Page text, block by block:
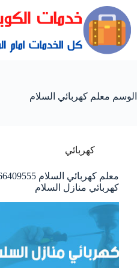
الوسم معلم كهربائي السلام
كهربائي
كهربائي منازل السلام